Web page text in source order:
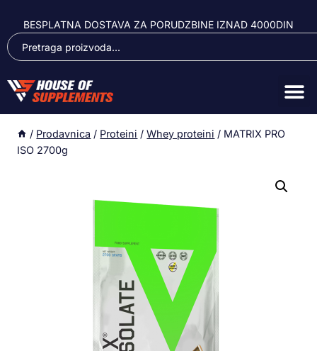
BESPLATNA DOSTAVA ZA PORUDZBINE IZNAD 4000DIN
/ Prodavnica / Proteini / Whey proteini / MATRIX PRO
ISO 2700g